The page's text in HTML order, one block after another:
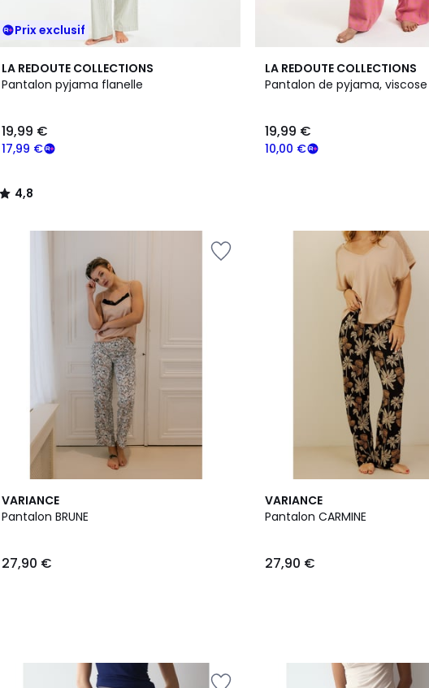
Prix exclusif
LA REDOUTE COLLECTIONS
Pantalon pyjama flanelle
17,99 €
19,99 €
4,8
/ 5
4,8
/
LA REDOUTE COLLECTIONS
Pantalon de pyjama, viscose
10,00 €
19,99 €
VARIANCE
Pantalon BRUNE
27,90 €
VARIANCE
Pantalon CARMINE
27,90 €